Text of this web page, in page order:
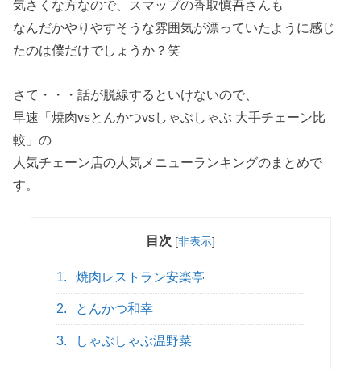
気さくな方なので、スマップの香取慎吾さんも
なんだかやりやすそうな雰囲気が漂っていたように感じ
たのは僕だけでしょうか？笑
さて・・・話が脱線するといけないので、
早速「焼肉vsとんかつvsしゃぶしゃぶ 大手チェーン比
較」の
人気チェーン店の人気メニューランキングのまとめで
す。
目次 [非表示]
1. 焼肉レストラン安楽亭
2. とんかつ和幸
3. しゃぶしゃぶ温野菜